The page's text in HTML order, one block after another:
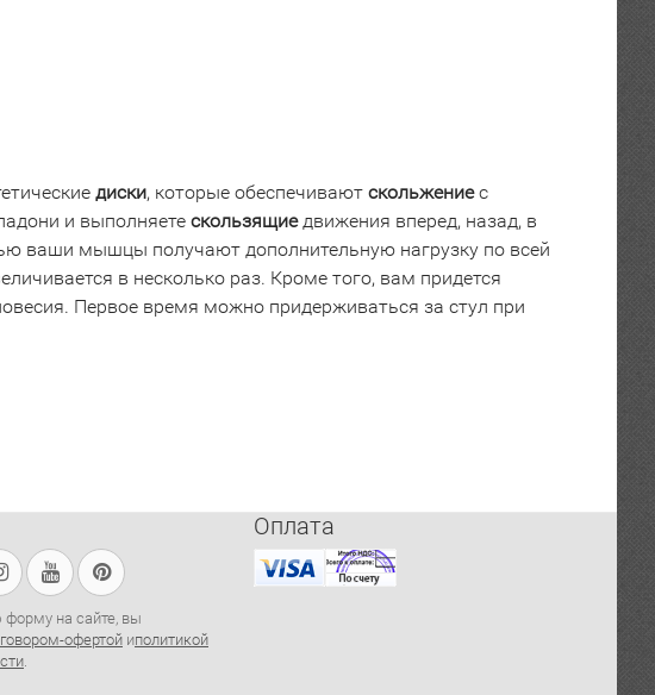
диски, которые обеспечивают скольжениес
и выполняете скользящиедвижения вперед, назад, в
ваши мышцы получают дополнительную нагрузку по всей
в несколько раз. Кроме того, вам придется
Первое время можно придерживаться за стул при
и увлекательной!
на сайте, вы
офертой иполитикой
.
Оплата